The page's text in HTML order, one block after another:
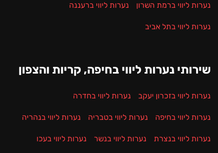
נערות ליווי ברמת השרון נערות ליווי ברעננה
נערות ליווי בתל אביב
שירותי נערות ליווי בחיפה, קריות והצפון
נערות ליווי בזכרון יעקב נערות ליווי בחדרה
נערות ליווי בחיפה נערות ליווי בטבריה נערות ליווי בנהריה
נערות ליווי בנצרת נערות ליווי בנשר נערות ליווי בעכו